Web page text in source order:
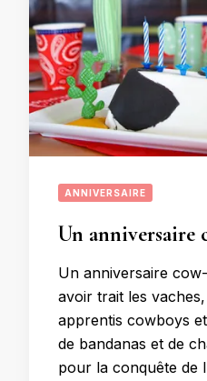
ANNIVERSAIRE
Un anniversaire
Un anniversaire
avoir trait les
apprentis cowboys
de bandanas et de
pour la conquête de